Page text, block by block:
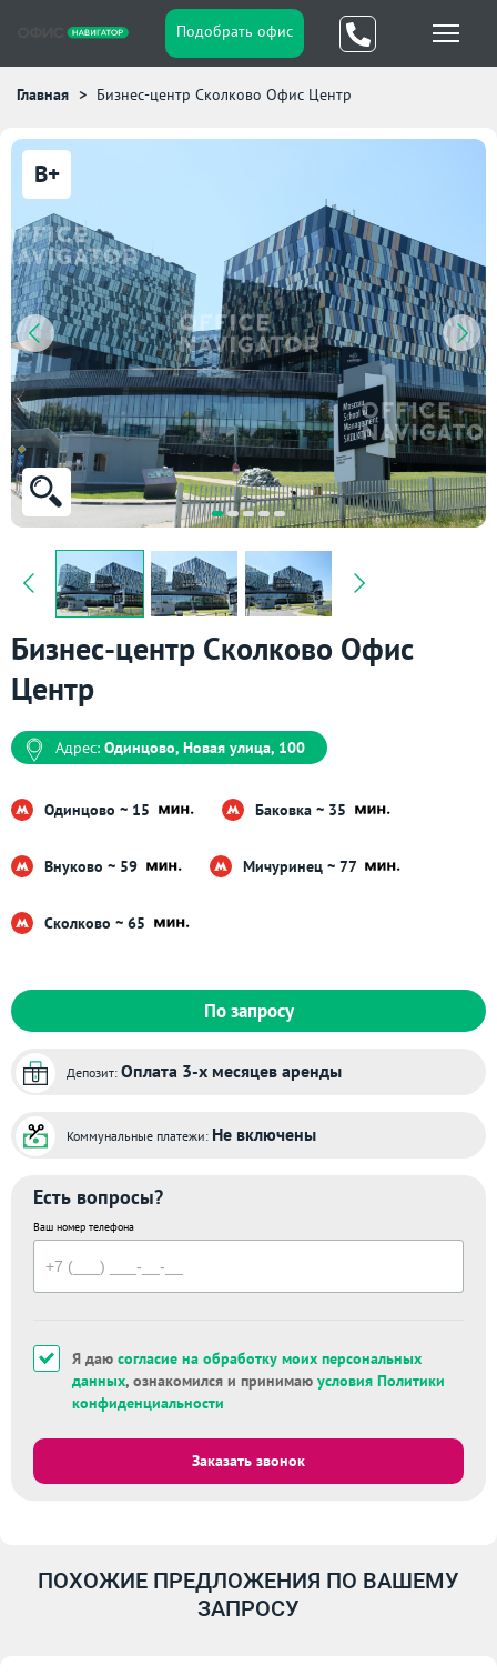
Подобрать офис
Главная Бизнес-центр Сколково Офис Центр
B+
Бизнес-центр Сколково Офис
Центр
Адрес: Одинцово, Новая улица, 100
Одинцово ~ 15 Баковка ~ 35
Внуково ~ 59 Мичуринец ~ 77
Сколково ~ 65
По запросу
Депозит: Оплата 3-х месяцев аренды
Коммунальные платежи: Не включены
Есть вопросы?
Ваш номер телефона
Я даю согласие на обработку моих персональных
данных, ознакомился и принимаю условия Политики
конфиденциальности
Заказать звонок
ПОХОЖИЕ ПРЕДЛОЖЕНИЯ ПО ВАШЕМУ
ЗАПРОСУ